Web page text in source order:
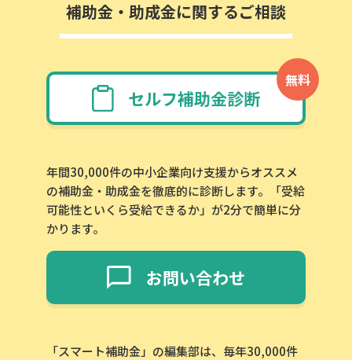
補助金・助成金に関するご相談
無料
セルフ補助金診断
年間30,000件の中小企業向け支援からオススメ
の補助金・助成金を徹底的に診断します。「受給
可能性といくら受給できるか」が2分で簡単に分
かります。
お問い合わせ
「スマート補助金」の編集部は、毎年30,000件